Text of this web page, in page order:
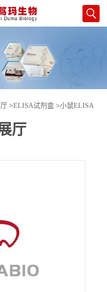
>ELISA试剂盒 >小鼠ELISA
免疫试剂盒
厅